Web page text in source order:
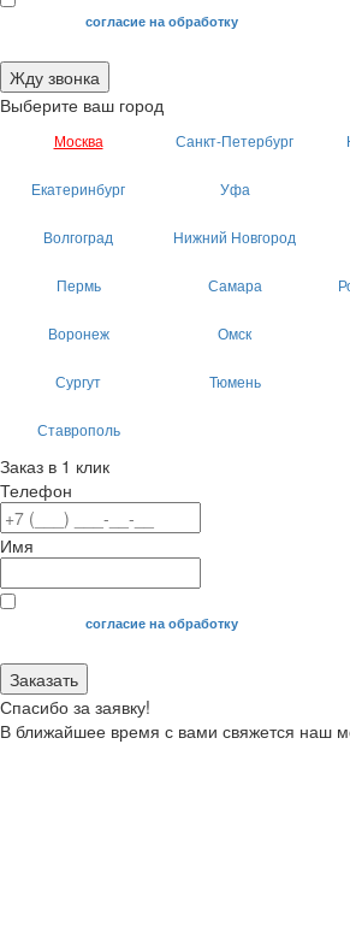
Я даю своесогласие на обработку
Жду звонка
Выберите ваш город
Москва Санкт-Петербург
Екатеринбург Уфа
Волгоград Нижний Новгород
Пермь Самара
Воронеж Омск
Сургут Тюмень
Ставрополь
Заказ в 1 клик
Телефон
Имя
Я даю своесогласие на обработку
Заказать
Спасибо за заявку!
В ближайшее время с вами свяжется наш